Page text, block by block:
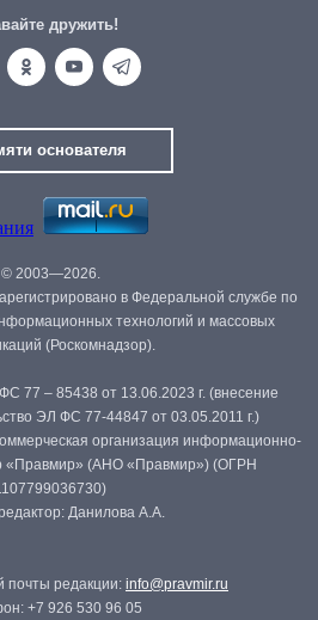
дружить!
основателя
© 2003—2026.
в Федеральной службе по
технологий и массовых
(Роскомнадзор).
77 – 85438 от 13.06.2023 г. (внесение
ЭЛ ФС 77-44847 от 03.05.2011 г.)
организация информационно-
«Правмир» (АНО «Правмир») (ОГРН
Данилова А.А.
почты редакции: info@pravmir.ru
+7 926 530 96 05